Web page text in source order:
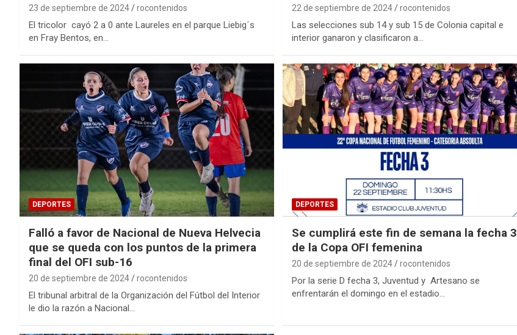
23 de septiembre de 2024 rocontenidos
El tricolor cayó 2 a 0 ante Laureles en el parque Liebig´s
en Fray Bentos, en…
22 de septiembre de 2024 rocontenidos
Las selecciones sub 14 y sub 15 de Colonia capital e
interior ganaron y clasificaron a…
DEPORTES
Falló a favor de Nacional de Nueva Helvecia
que se queda con los puntos de la primera
final del OFI sub-16
20 de septiembre de 2024 rocontenidos
El tribunal arbitral de la Organización del Fútbol del Interior
le dio la razón a Nacional…
DEPORTES
Se cumplirá este fin de semana la fecha 3
de la Copa OFI femenina
20 de septiembre de 2024 rocontenidos
Por la serie D fecha 3, Juventud y Artesano se
enfrentarán el domingo en el estadio…